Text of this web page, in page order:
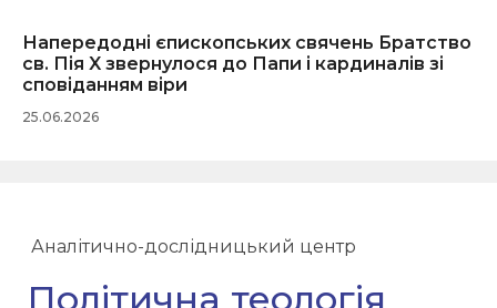
Напередодні єпископських свячень Братство
св. Пія X звернулося до Папи і кардиналів зі
сповіданням віри
25.06.2026
Аналітично-дослідницький центр
Політична теологія